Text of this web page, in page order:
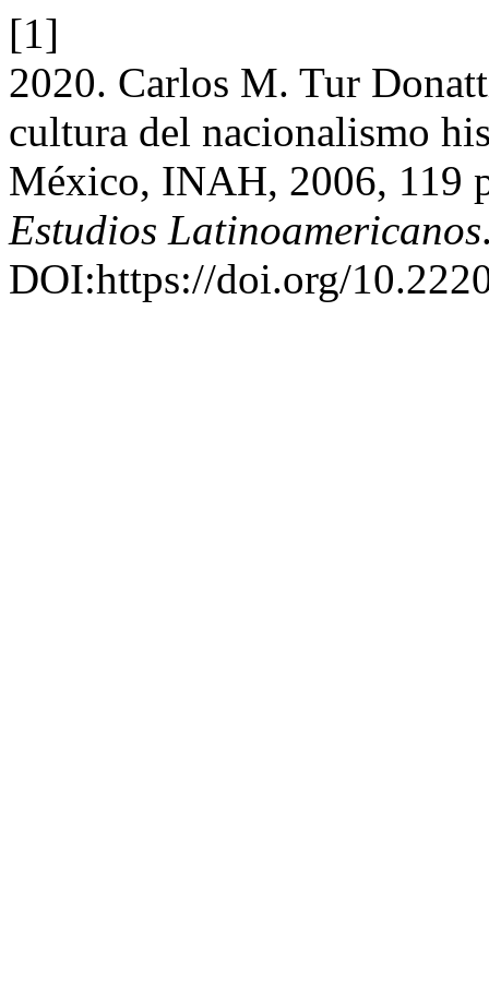
[1]
2020. Carlos M. Tur
cultura del nacionalismo
México, INAH, 2006, 119
Estudios Latinoamericanos
DOI:https://doi.org/